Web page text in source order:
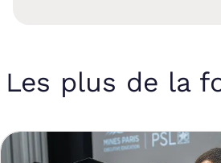
Les plus de la